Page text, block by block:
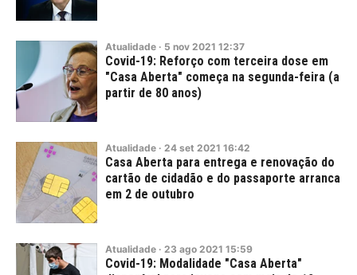
Atualidade · 5 nov 2021 12:37
Covid-19: Reforço com terceira dose em
"Casa Aberta" começa na segunda-feira (a
partir de 80 anos)
Atualidade · 24 set 2021 16:42
Casa Aberta para entrega e renovação do
cartão de cidadão e do passaporte arranca
em 2 de outubro
Atualidade · 23 ago 2021 15:59
Covid-19: Modalidade "Casa Aberta"